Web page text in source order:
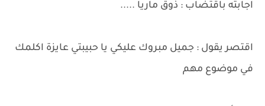
اجابته باقتضاب : ذوق ماريا .....
اقتصر يقول : جميل مبروك عليكي يا حبيبتي عايزة اكلمك
في موضوع مهم